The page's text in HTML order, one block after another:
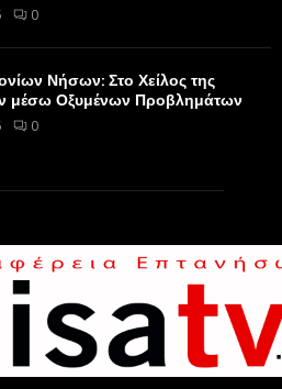
0
Νήσων: Στο Χείλος της
μέσω Οξυμένων Προβλημάτων
0